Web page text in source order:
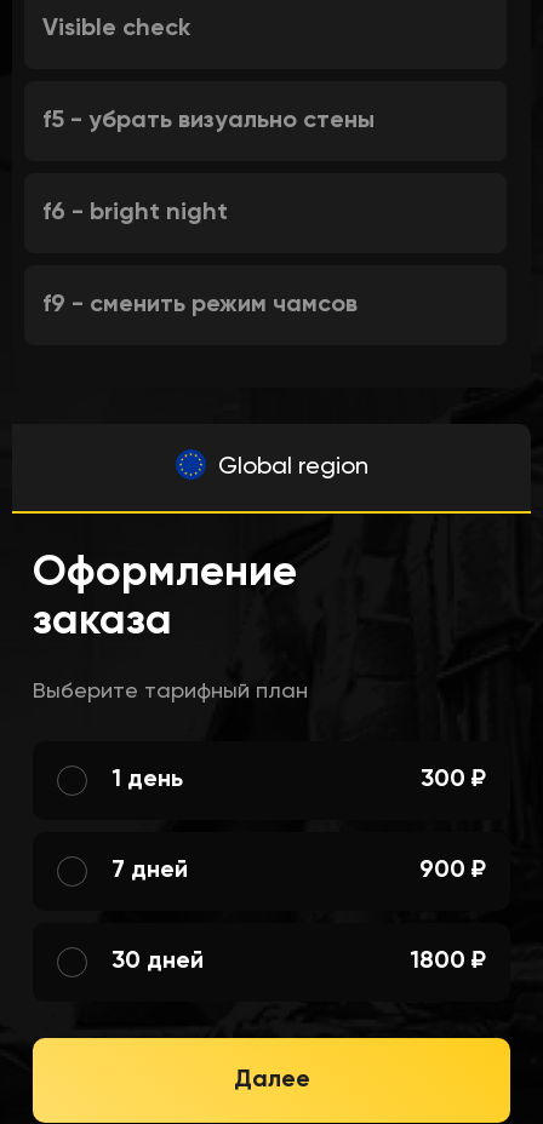
Visible check
f5 - убрать визуально стены
f6 - bright night
f9 - сменить режим чамсов
Global region
Оформление
заказа
Выберите тарифный план
1 день 300 ₽
7 дней 900 ₽
30 дней 1800 ₽
Далее